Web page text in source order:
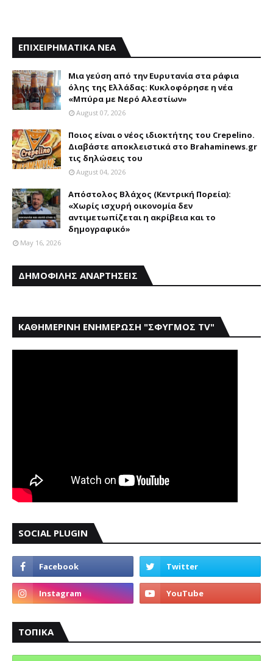
ΕΠΙΧΕΙΡΗΜΑΤΙΚΑ ΝΕΑ
Mια γεύση από την Eυρυτανία στα ράφια
όλης της Ελλάδας: Κυκλοφόρησε η νέα
«Μπύρα με Nερό Aλεστίων»
August 07, 2026
Ποιος είναι ο νέος ιδιοκτήτης του Crepelino.
Διαβάστε αποκλειστικά στο Brahaminews.gr
τις δηλώσεις του
August 04, 2026
Απόστολος Βλάχος (Κεντρική Πορεία):
«Χωρίς ισχυρή οικονομία δεν
αντιμετωπίζεται η ακρίβεια και το
δημογραφικό»
May 16, 2026
ΔΗΜΟΦΙΛΗΣ ΑΝΑΡΤΗΣΕΙΣ
ΚΑΘΗΜΕΡΙΝΗ ΕΝΗΜΕΡΩΣΗ "ΣΦΥΓΜΟΣ TV"
SOCIAL PLUGIN
ΤΟΠΙΚΑ